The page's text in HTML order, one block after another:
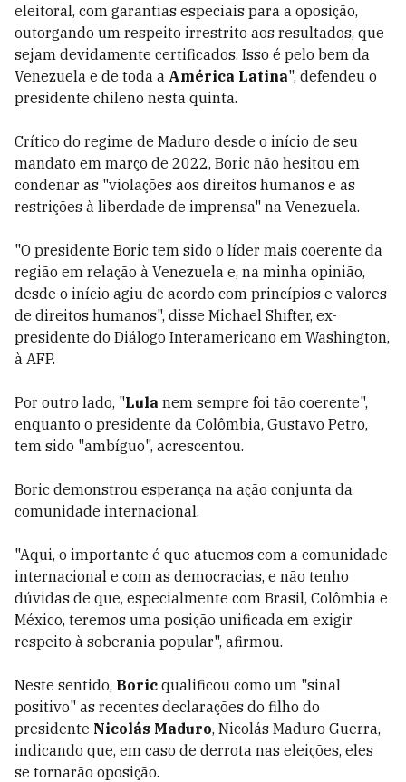
eleitoral, com garantias especiais para a oposição,
outorgando um respeito irrestrito aos resultados, que
sejam devidamente certificados. Isso é pelo bem da
Venezuela e de toda a América Latina", defendeu o
presidente chileno nesta quinta.
Crítico do regime de Maduro desde o início de seu
mandato em março de 2022, Boric não hesitou em
condenar as "violações aos direitos humanos e as
restrições à liberdade de imprensa" na Venezuela.
"O presidente Boric tem sido o líder mais coerente da
região em relação à Venezuela e, na minha opinião,
desde o início agiu de acordo com princípios e valores
de direitos humanos", disse Michael Shifter, ex-
presidente do Diálogo Interamericano em Washington,
à AFP.
Por outro lado, "Lula nem sempre foi tão coerente",
enquanto o presidente da Colômbia, Gustavo Petro,
tem sido "ambíguo", acrescentou.
Boric demonstrou esperança na ação conjunta da
comunidade internacional.
"Aqui, o importante é que atuemos com a comunidade
internacional e com as democracias, e não tenho
dúvidas de que, especialmente com Brasil, Colômbia e
México, teremos uma posição unificada em exigir
respeito à soberania popular", afirmou.
Neste sentido, Boric qualificou como um "sinal
positivo" as recentes declarações do filho do
presidente Nicolás Maduro, Nicolás Maduro Guerra,
indicando que, em caso de derrota nas eleições, eles
se tornarão oposição.